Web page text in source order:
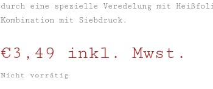
durch eine spezielle Veredelung mit
Kombination mit Siebdruck.
€3,49 inkl. Mwst.
Nicht vorrätig